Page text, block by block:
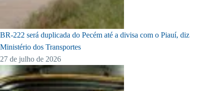
BR-222 será duplicada do Pecém até a divisa com o Piauí, diz
Ministério dos Transportes
27 de julho de 2026